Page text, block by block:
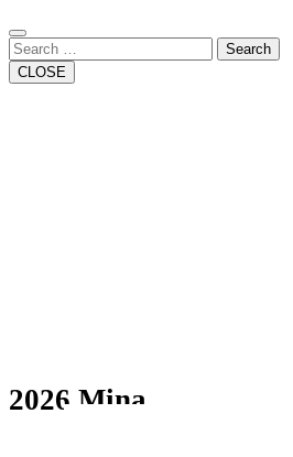
Close
Button
Search
CLOSE
2026 Mina